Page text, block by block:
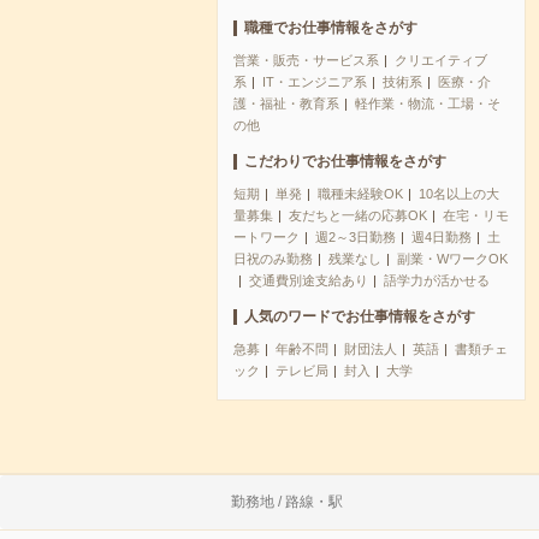
職種でお仕事情報をさがす
営業・販売・サービス系
クリエイティブ
系
IT・エンジニア系 技術系
医療・介
護・福祉・教育系
軽作業・物流・工場・そ
の他
こだわりでお仕事情報をさがす
短期 単発 職種未経験OK
10名以上の大
量募集
友だちと一緒の応募OK
在宅・リモ
ートワーク
週2～3日勤務 週4日勤務
土
日祝のみ勤務
残業なし
副業・WワークOK
交通費別途支給あり
語学力が活かせる
人気のワードでお仕事情報をさがす
急募 年齢不問 財団法人 英語
書類チェ
ック
テレビ局 封入 大学
勤務地 / 路線・駅